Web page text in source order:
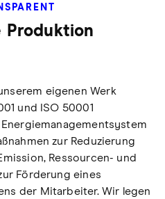
Produktion
eigenen Werk
und ISO 50001
zur Reduzierung
Ressourcen- und
Förderung eines
der Mitarbeiter. Wir legen